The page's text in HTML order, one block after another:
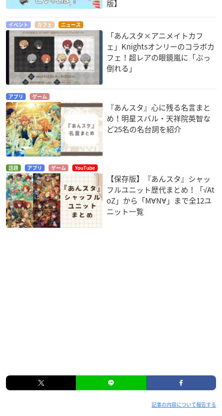
版】
イベント カフェ ニュース
「あんスタ×アニメイトカフ
ェ」Knightsオンリーのコラボカ
フェ！超レアの眼鏡嵐に「ぶっ
倒れる」
アプリ ゲーム
『あんスタ』心に残る名言まと
め！明星スバル・天祥院英智な
ど25名の名台詞を紹介
話題 アプリ ゲーム YouTube
【保存版】『あんスタ』シャッ
フルユニット歴代まとめ！「√At
oZ」から「M∀N∀」まで全12ユ
ニット一覧
記事の内容について報告する